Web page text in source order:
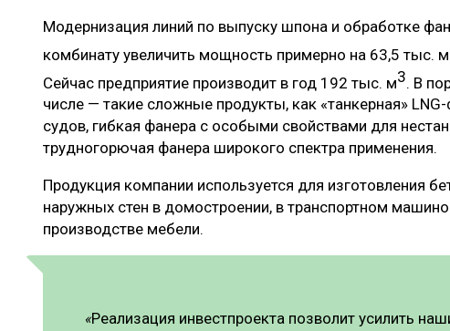
Модернизация линий по выпуску шпона и обработке
комбинату увеличить мощность примерно на 63,5 тыс. м
Сейчас предприятие производит в год 192 тыс. м3. В
числе — такие сложные продукты, как «танкерная»
судов, гибкая фанера с особыми свойствами для
трудногорючая фанера широкого спектра применения.
Продукция компании используется для изготовления
наружных стен в домостроении, в транспортном
производстве мебели.
«Реализация инвестпроекта позволит усилить